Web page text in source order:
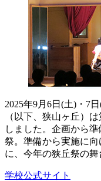
2025年9月6日(土)・7
（以下、狭山ヶ丘）
しました。企画から
祭。準備から実施に
に、今年の狭丘祭の舞
学校公式サイト